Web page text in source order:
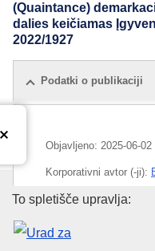
(Quaintance)
dalies keičiamas
2022/1927
Podatki o publikaciji
Objavljeno: 2025-06-02
Korporativni avtor (-ji):
direktorat za zdravje in
Urad za
To spletišče upravlja: